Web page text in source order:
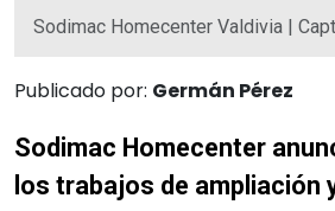
Sodimac Homecenter Valdivia |
Publicado por: Germán Pérez
Sodimac Homecenter
los trabajos de ampliación